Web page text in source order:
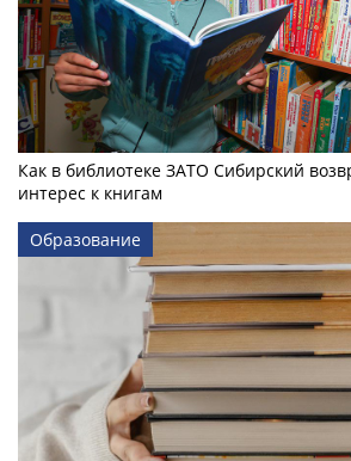
Как в библиотеке ЗАТО Сибирский
интерес к книгам
Образование